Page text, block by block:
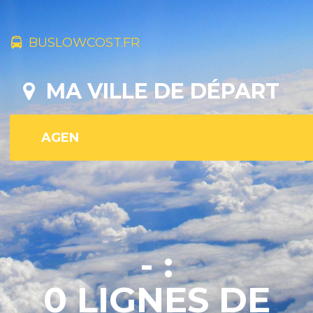
BUSLOWCOST.FR
MA VILLE DE DÉPART
- :
0 LIGNES DE